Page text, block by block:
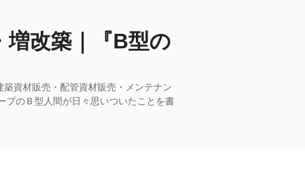
改築｜『B型の
資材販売・配管資材販売・メンテナン
プのＢ型人間が日々思いついたことを書